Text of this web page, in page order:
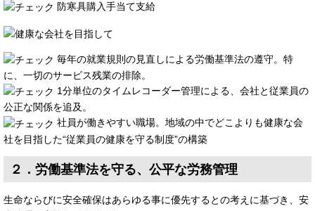
防寒具購入手当て支給
毎年の就業規則の見直しによる労働基準法の遵守。特
に、一切のサービス残業の排除。
1分単位のタイムレコーダー管理による、会社と従業員の
公正な関係を追及。
社員が働きやすい職場。地域の中でどこよりも健康な会
社を目指した“従業員の健康を守る制度”の構築
２．労働基準法を守る、公平な労務管理
生命ならびに安全確保はあらゆる事に優先するとの考えに基づき、安